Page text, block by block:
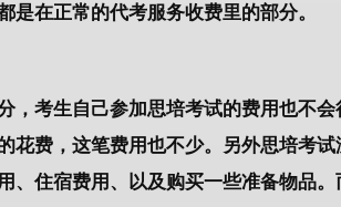
在正常的代考服务收费里的部分。
，考生自己参加思培考试的费用也不
花费，这笔费用也不少。另外思培考
、住宿费用、以及购买一些准备物品